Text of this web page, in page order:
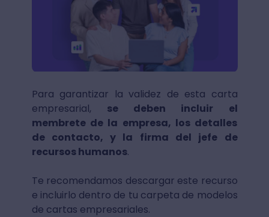
Para garantizar la validez de esta carta
empresarial, se deben incluir el
membrete de la empresa, los detalles
de contacto, y la firma del jefe de
recursos humanos.
Te recomendamos descargar este recurso
e incluirlo dentro de tu carpeta de modelos
de cartas empresariales.